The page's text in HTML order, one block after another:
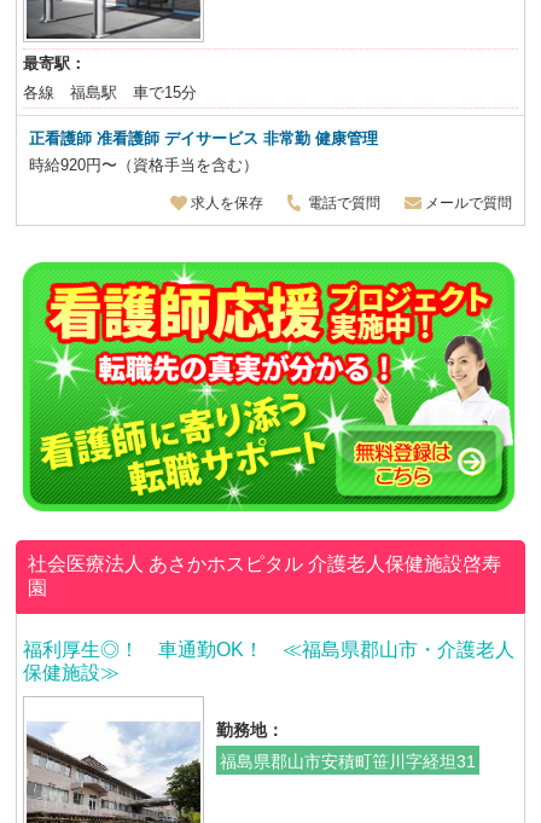
最寄駅：
各線 福島駅 車で15分
正看護師 准看護師デイサービス 非常勤 健康管理
時給920円〜（資格手当を含む）
求人を保存 電話で質問 メールで質問
社会医療法人 あさかホスピタル介護老人保健施設啓寿
園
福利厚生◎！ 車通勤OK！ ≪福島県郡山市・介護老人
保健施設≫
勤務地：
福島県郡山市安積町笹川字経坦31